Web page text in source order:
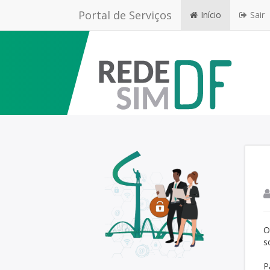
Portal de Serviços Início Sair